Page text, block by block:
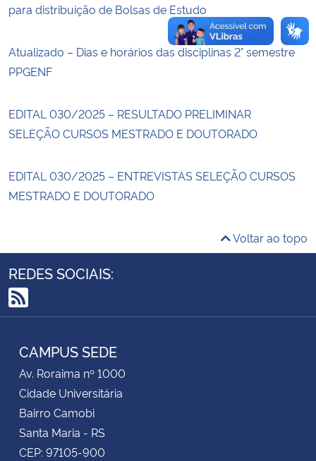
para distribuição de Bolsas de Estudo
Atualizado – Dias e horários das disciplinas 2° semestre
PPGENF
EDITAL 030/2025 – RESULTADO PRELIMINAR
SELEÇÃO CURSOS MESTRADO E DOUTORADO
EDITAL 030/2025 – ENTREVISTAS SELEÇÃO CURSOS
MESTRADO E DOUTORADO
Voltar ao topo
REDES SOCIAIS:
RSS
CAMPUS SEDE
Av. Roraima nº 1000
Cidade Universitária
Bairro Camobi
Santa Maria - RS
CEP: 97105-900